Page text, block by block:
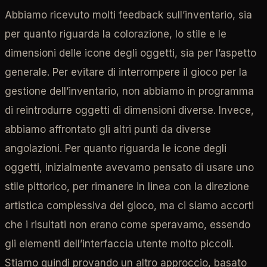
Abbiamo ricevuto molti feedback sull’inventario, sia
per quanto riguarda la colorazione, lo stile e le
dimensioni delle icone degli oggetti, sia per l’aspetto
generale. Per evitare di interrompere il gioco per la
gestione dell’inventario, non abbiamo in programma
di reintrodurre oggetti di dimensioni diverse. Invece,
abbiamo affrontato gli altri punti da diverse
angolazioni. Per quanto riguarda le icone degli
oggetti, inizialmente avevamo pensato di usare uno
stile pittorico, per rimanere in linea con la direzione
artistica complessiva del gioco, ma ci siamo accorti
che i risultati non erano come speravamo, essendo
gli elementi dell’interfaccia utente molto piccoli.
Stiamo quindi provando un altro approccio, basato